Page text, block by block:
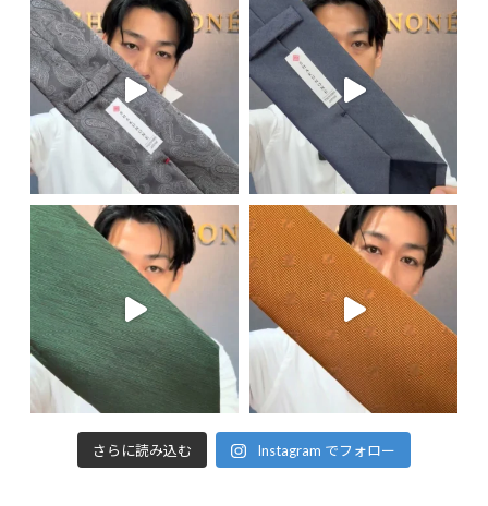
さらに読み込む Instagram でフォロー